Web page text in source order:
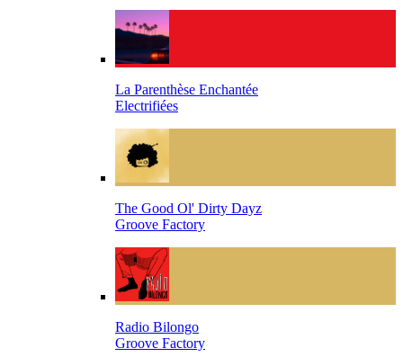
La Parenthèse Enchantée
Electrifiées
The Good Ol' Dirty Dayz
Groove Factory
Radio Bilongo
Groove Factory